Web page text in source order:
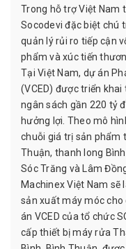
Trong hỗ trợ Việt Nam
Socodevi đặc biệt chú
quản lý rủi ro tiếp cận
phẩm và xúc tiến
Tại Việt Nam, dự án
(VCED) được triển
ngân sách gần 220 tỷ
hưởng lợi. Theo mô
chuỗi giá trị sản phẩm
Thuận, thanh long
Sóc Trăng và Lâm
Machinex Việt Nam sẽ
sản xuất máy móc
án VCED của tổ chức
cấp thiết bị máy rửa